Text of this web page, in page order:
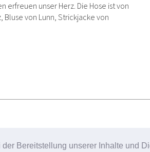
Bereitstellung unserer Inhalte und
erfreuen unser Herz. Die Hose ist von
Bluse von Lunn, Strickjacke von